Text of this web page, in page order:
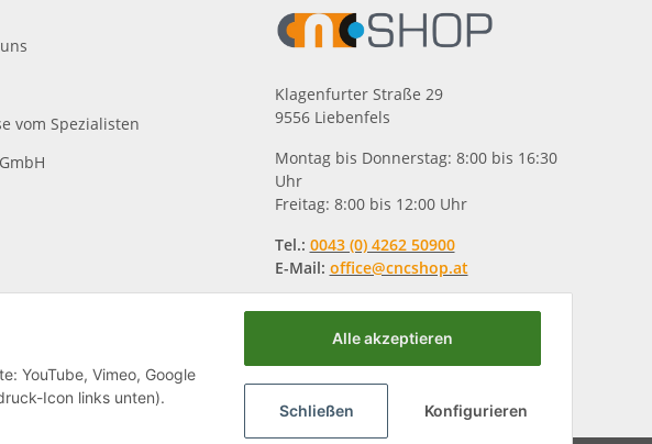
vom Spezialisten
Klagenfurter Straße 29
9556 Liebenfels
Montag bis Donnerstag: 8:00 bis 16:30
Uhr
Freitag: 8:00 bis 12:00 Uhr
Tel.: 0043 (0) 4262 50900
E-Mail: office@cncshop.at
YouTube, Vimeo, Google
Icon links unten).
Alle akzeptieren
Schließen Konfigurieren